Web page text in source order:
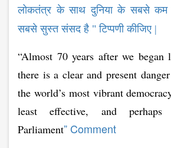
लोकतंत्र के साथ दुनिया के सबसे कम
सबसे सुस्त संसद है " टिप्पणी कीजिए |
“Almost 70 years after we began
there is a clear and present
the world’s most vibrant
least effective, and perhaps
Parliament” Comment